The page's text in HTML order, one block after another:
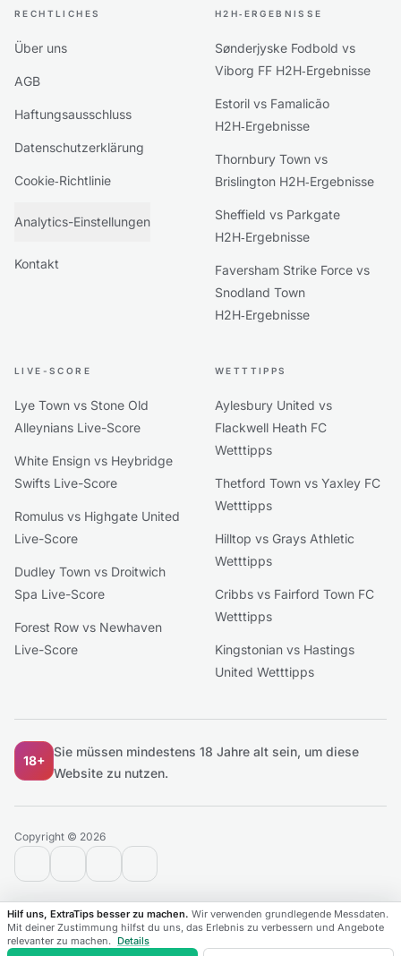
RECHTLICHES
Über uns
AGB
Haftungsausschluss
Datenschutzerklärung
Cookie‑Richtlinie
Analytics-Einstellungen
Kontakt
H2H‑ERGEBNISSE
Sønderjyske Fodbold vs
Viborg FF H2H‑Ergebnisse
Estoril vs Famalicão
H2H‑Ergebnisse
Thornbury Town vs
Brislington H2H‑Ergebnisse
Sheffield vs Parkgate
H2H‑Ergebnisse
Faversham Strike Force vs
Snodland Town
H2H‑Ergebnisse
LIVE-SCORE
Lye Town vs Stone Old
Alleynians Live-Score
White Ensign vs Heybridge
Swifts Live-Score
Romulus vs Highgate United
Live-Score
Dudley Town vs Droitwich
Spa Live-Score
Forest Row vs Newhaven
Live-Score
WETTTIPPS
Aylesbury United vs
Flackwell Heath FC
Wetttipps
Thetford Town vs Yaxley FC
Wetttipps
Hilltop vs Grays Athletic
Wetttipps
Cribbs vs Fairford Town FC
Wetttipps
Kingstonian vs Hastings
United Wetttipps
18+
Sie müssen mindestens 18 Jahre alt sein, um diese
Website zu nutzen.
contact@extratips.com
youtubetwitter reddit
Copyright © 2026
Hilf uns, ExtraTips besser zu machen. Wir verwenden grundlegende Messdaten.
Mit deiner Zustimmung hilfst du uns, das Erlebnis zu verbessern und Angebote
relevanter zu machen. Details